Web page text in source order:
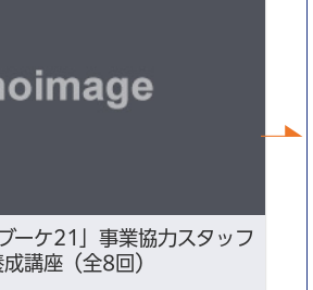
ーケ21」事業協力スタッフ
成講座（全8回）